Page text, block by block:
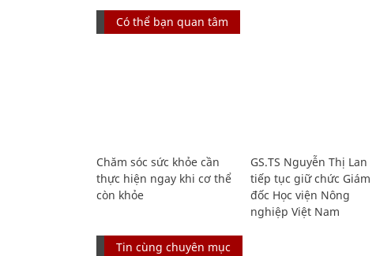
Có thể bạn quan tâm
Chăm sóc sức khỏe cần
thực hiện ngay khi cơ thể
còn khỏe
GS.TS Nguyễn Thị Lan
tiếp tục giữ chức Giám
đốc Học viện Nông
nghiệp Việt Nam
Tin cùng chuyên mục